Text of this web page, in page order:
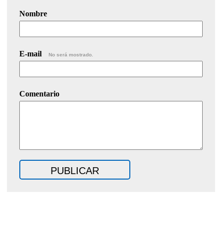
Nombre
E-mail No será mostrado.
Comentario